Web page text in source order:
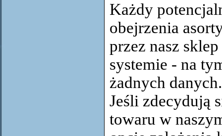
Każdy
obejrzenia
przez nasz
systemie - na
żadnych danych.
Jeśli zdecydują
towaru w